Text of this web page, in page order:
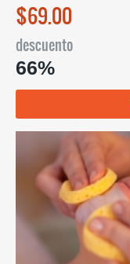
$69.00
descuento
66%